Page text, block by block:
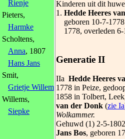
Kinderen uit dit
1. Hedde Heeres
geboren 10-7-
1778, overleden
Generatie II
IIa Hedde Heeres
1778 in Peize,
1858 in Tolbert,
van der Donk (zie Ia
Wolkammer.
Gehuwd (1) 2-5-
Jans Bos, geboren
Rienje
Pieters,
Harmke
Scholtens,
Anna, 1807
Hans Jans
Smit,
Grietje Willems
Willems,
Siepke